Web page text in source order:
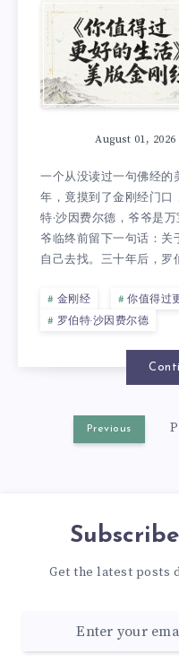
August 01, 2026
一个从没读过一句佛经的
年，竟摸到了金刚经门口
特·沙因费尔德，爷爷是
爷临终前留下一句话：关
自己去找。三十年后，罗
金刚经
你值得过
罗伯特·沙因费尔德
Previous
Get the latest posts